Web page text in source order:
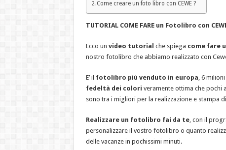
Come creare un foto libro con CEWE ?
TUTORIAL COME FARE un Fotolibro con
Ecco un video tutorial che spiega come fare
nostro fotolibro che abbiamo realizzato con
E’ il fotolibro più venduto in europa , 6
fedeltà dei colori veramente ottima che
sono tra i migliori per la realizzazione e stampa
Realizzare un fotolibro fai da te, con il
personalizzare il vostro fotolibro o quanto
delle vacanze in pochissimi minuti.